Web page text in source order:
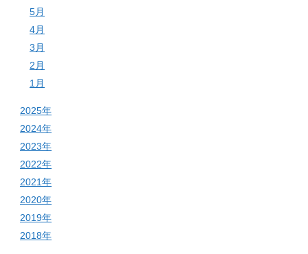
5月
4月
3月
2月
1月
2025年
2024年
2023年
2022年
2021年
2020年
2019年
2018年